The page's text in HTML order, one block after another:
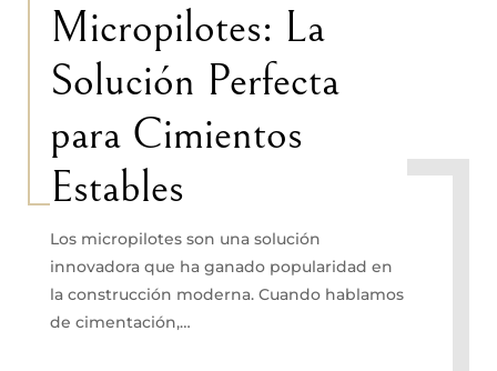
Micropilotes: La
Solución Perfecta
para Cimientos
Estables
Los micropilotes son una solución
innovadora que ha ganado popularidad en
la construcción moderna. Cuando hablamos
de cimentación,…